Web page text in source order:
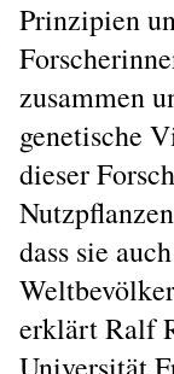
Prinzipien
zusammen
genetische
dieser
dass sie
erklärt Ralf